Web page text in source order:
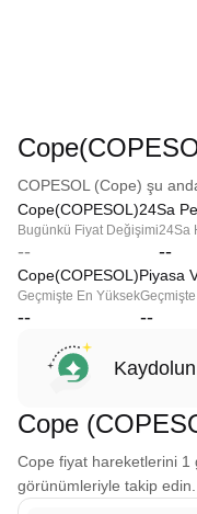
COPESOL (Cope) şu
Cope(COPESOL)24Sa
Bugünkü Fiyat Değişimi
--
24Sa
--
Cope(COPESOL)Piyasa
Geçmişte En Yüksek
-- --
Cope
Cope fiyat hareketlerini 1
görünümleriyle takip edin.